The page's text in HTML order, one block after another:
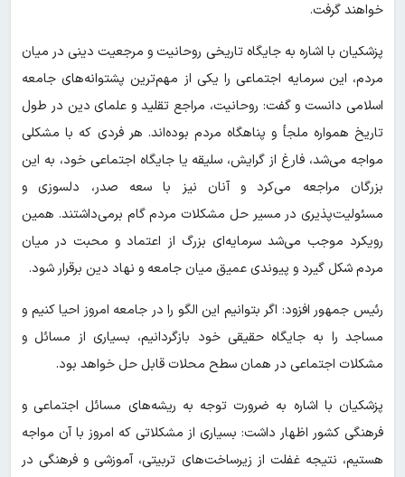
خواهند گرفت.
پزشکیان با اشاره به جایگاه تاریخی روحانیت و مرجعیت دینی در میان
مردم، این سرمایه اجتماعی را یکی از مهم‌ترین پشتوانه‌های جامعه
اسلامی دانست و گفت: روحانیت، مراجع تقلید و علمای دین در طول
تاریخ همواره ملجأ و پناهگاه مردم بوده‌اند. هر فردی که با مشکلی
مواجه می‌شد، فارغ از گرایش، سلیقه یا جایگاه اجتماعی خود، به این
بزرگان مراجعه می‌کرد و آنان نیز با سعه صدر، دلسوزی و
مسئولیت‌پذیری در مسیر حل مشکلات مردم گام برمی‌داشتند. همین
رویکرد موجب می‌شد سرمایه‌ای بزرگ از اعتماد و محبت در میان
مردم شکل گیرد و پیوندی عمیق میان جامعه و نهاد دین برقرار شود.
رئیس جمهور افزود: اگر بتوانیم این الگو را در جامعه امروز احیا کنیم و
مساجد را به جایگاه حقیقی خود بازگردانیم، بسیاری از مسائل و
مشکلات اجتماعی در همان سطح محلات قابل حل خواهد بود.
پزشکیان با اشاره به ضرورت توجه به ریشه‌های مسائل اجتماعی و
فرهنگی کشور اظهار داشت: بسیاری از مشکلاتی که امروز با آن مواجه
هستیم، نتیجه غفلت از زیرساخت‌های تربیتی، آموزشی و فرهنگی در